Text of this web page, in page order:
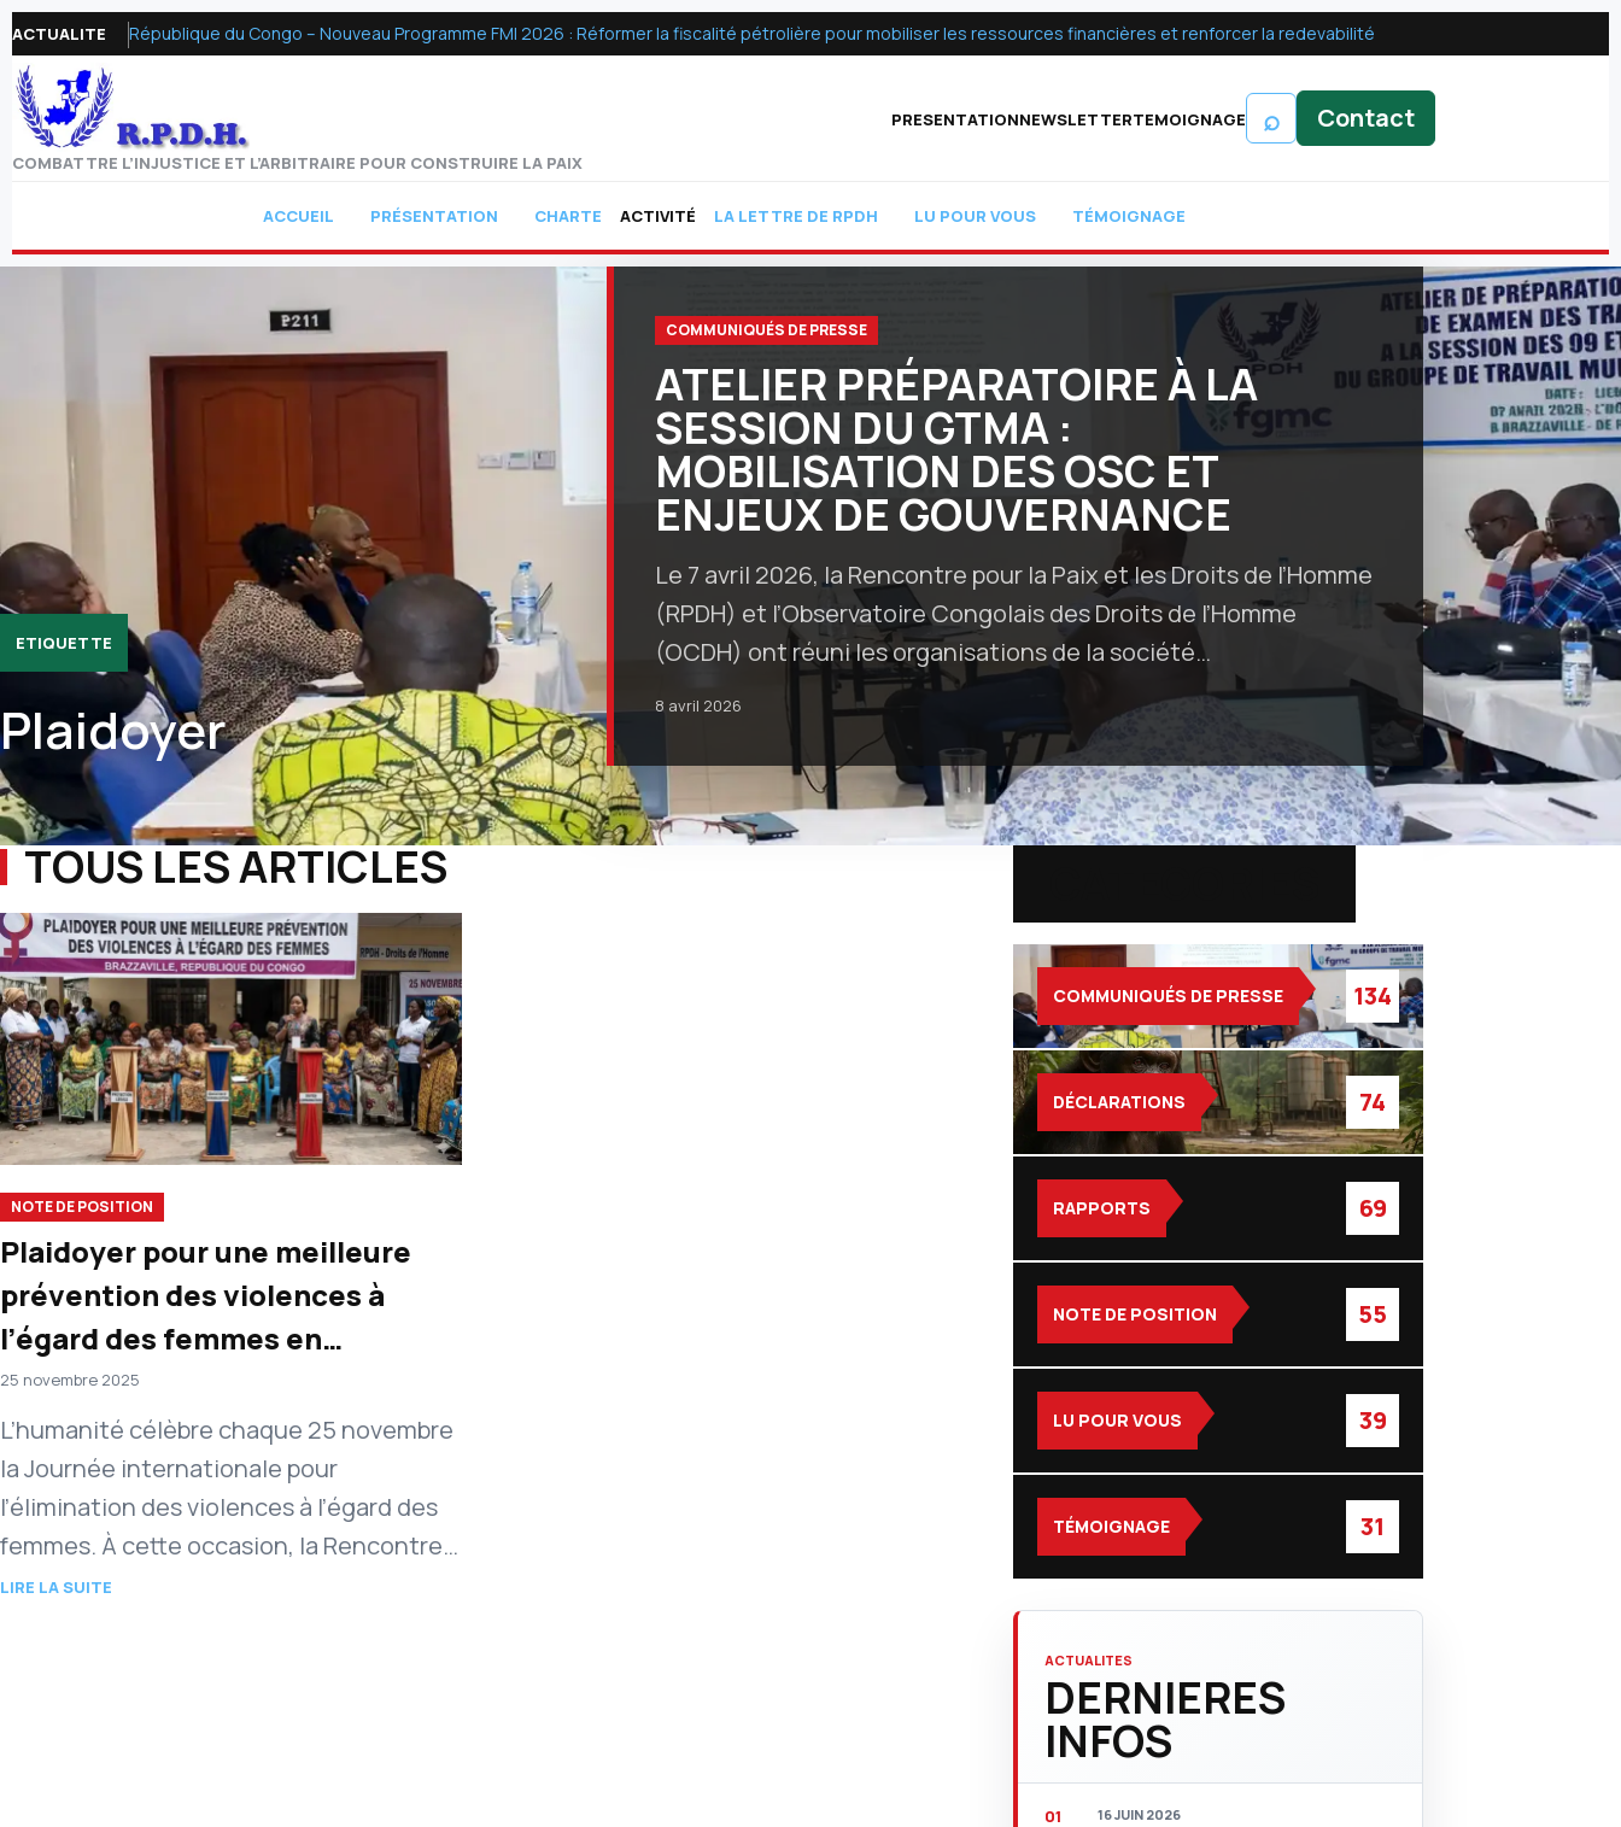
ACTUALITE République du Congo – Nouveau Programme FMI 2026 : Réformer la fiscalité pétrolière pour mobiliser les ressources financières et renforcer la redevabilité
COMBATTRE L’INJUSTICE ET L’ARBITRAIRE POUR CONSTRUIRE LA PAIX
PRESENTATIONNEWSLETTERTEMOIGNAGE ⌕ Contact
ACCUEIL PRÉSENTATION CHARTE ACTIVITÉ LA LETTRE DE RPDH LU POUR VOUS TÉMOIGNAGE
ETIQUETTE
Plaidoyer
COMMUNIQUÉS DE PRESSE
ATELIER PRÉPARATOIRE À LA
SESSION DU GTMA :
MOBILISATION DES OSC ET
ENJEUX DE GOUVERNANCE
Le 7 avril 2026, la Rencontre pour la Paix et les Droits de l’Homme
(RPDH) et l’Observatoire Congolais des Droits de l’Homme
(OCDH) ont réuni les organisations de la société…
8 avril 2026
TOUS LES ARTICLES
NOTE DE POSITION
Plaidoyer pour une meilleure
prévention des violences à
l’égard des femmes en
République du Congo
25 novembre 2025
L’humanité célèbre chaque 25 novembre
la Journée internationale pour
l’élimination des violences à l’égard des
femmes. À cette occasion, la Rencontre
pour la Paix et les Droits de l’Homme
LIRE LA SUITE
COMMUNIQUÉS DE PRESSE 134
DÉCLARATIONS 74
RAPPORTS 69
NOTE DE POSITION 55
LU POUR VOUS 39
TÉMOIGNAGE 31
ACTUALITES
DERNIERES
INFOS
16 JUIN 2026